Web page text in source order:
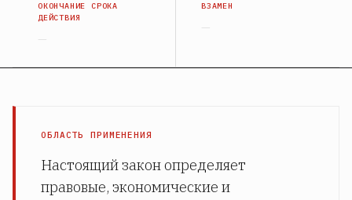
ОКОНЧАНИЕ СРОКА
ДЕЙСТВИЯ
—
ВЗАМЕН
—
ОБЛАСТЬ ПРИМЕНЕНИЯ
Настоящий закон определяет
правовые, экономические и